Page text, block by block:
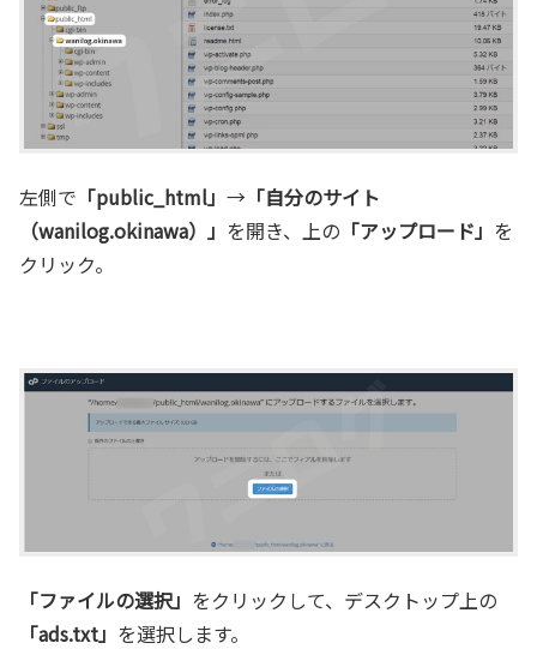
左側で 「public_html」 → 「自分のサイト
（wanilog.okinawa）」 を開き、上の 「アップロード」 を
クリック。
「ファイルの選択」 をクリックして、デスクトップ上の
「ads.txt」 を選択します。